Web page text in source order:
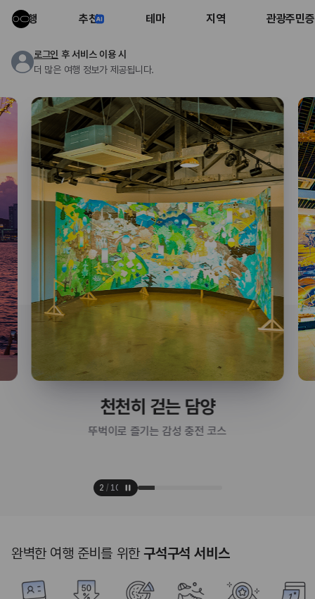
여행 추천 테마 지역 관광주민증
로그인 후 서비스 이용 시
더 많은 여행 정보가 제공됩니다.
천천히 걷는 담양
뚜벅이로 즐기는 감성 충전 코스
2 / 10
완벽한 여행 준비를 위한구석구석 서비스